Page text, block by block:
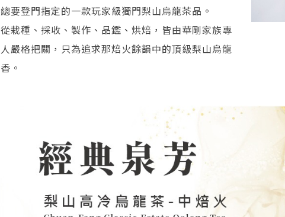
總要登門指定的一款玩家級獨門梨山烏龍茶品。
從栽種、採收、製作、品鑑、烘焙，皆由華剛家族專
人嚴格把關，只為追求那焙火餘韻中的頂級梨山烏龍
香。